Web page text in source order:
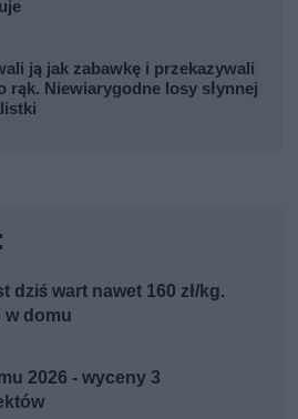
ją jak zabawkę i przekazywali
rąk. Niewiarygodne losy słynnej
dziś wart nawet 160 zł/kg.
w domu
2026 - wyceny 3